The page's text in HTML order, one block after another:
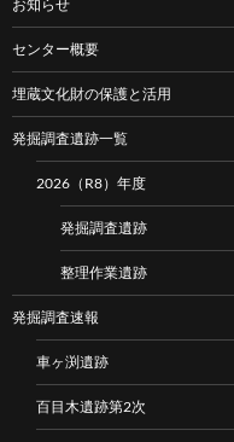
お知らせ
センター概要
埋蔵文化財の保護と活用
発掘調査遺跡一覧
2026（R8）年度
発掘調査遺跡
整理作業遺跡
発掘調査速報
車ヶ渕遺跡
百目木遺跡第2次